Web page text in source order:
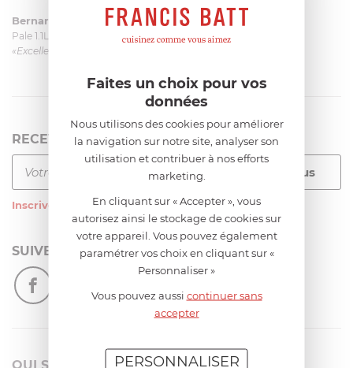
Bernard le 23/06/2026 à 09:43
Pale 1.1L pour Glacier Magimix 11031/121/123/124
«Excellent: produit et livraison»
RECEVEZ LA NEWSLETTER
Inscrivez-vous à notre newsletter
SUIVEZ-NOUS
Faites un choix pour vos
données
Nous utilisons des cookies pour améliorer
la navigation sur notre site, analyser son
utilisation et contribuer à nos efforts
marketing.
En cliquant sur « Accepter », vous
autorisez ainsi le stockage de cookies sur
votre appareil. Vous pouvez également
paramétrer vos choix en cliquant sur «
Personnaliser »
Vous pouvez aussi continuer sans
accepter
PERSONNALISER